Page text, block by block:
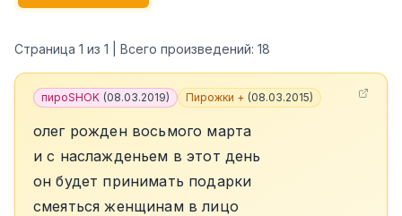
Страница 1 из 1 | Всего произведений: 18
пироSHOK (08.03.2019) Пирожки + (08.03.2015)
олег рожден восьмого марта
и с наслажденьем в этот день
он будет принимать подарки
смеяться женщинам в лицо